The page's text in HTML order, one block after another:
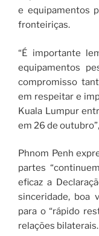
e equipamentos
fronteiriças.
“É importante
equipamentos
compromisso
em respeitar e
Kuala Lumpur
em 26 de
Phnom Penh
partes
eficaz a
sinceridade, boa
para o “rápido
relações bilaterais.